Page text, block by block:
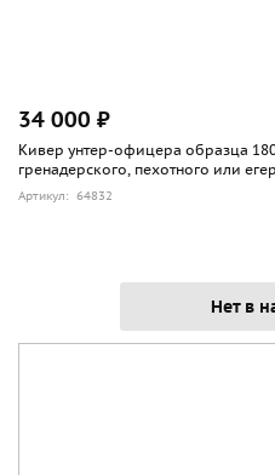
34 000 ₽
Кивер унтер-офицера образца
гренадерского, пехотного или
Артикул: 64832
Нет в